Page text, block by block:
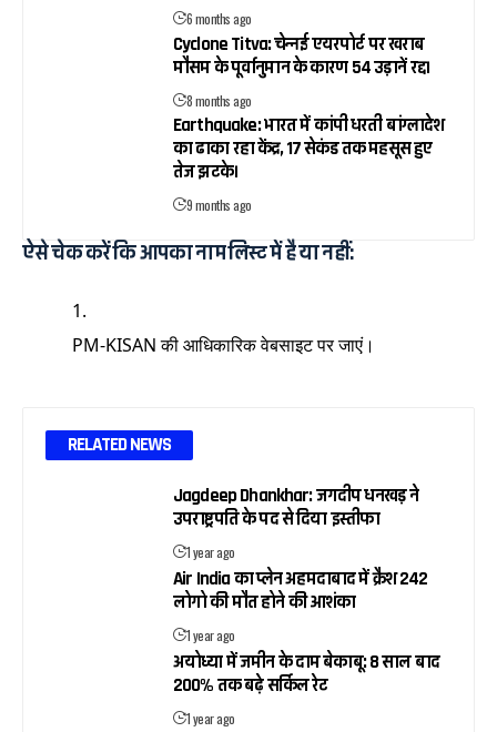
6 months ago
Cyclone Titva: चेन्नई एयरपोर्ट पर खराब
मौसम के पूर्वानुमान के कारण 54 उड़ानें रद्द।
8 months ago
Earthquake: भारत में कांपी धरती बांग्लादेश
का ढाका रहा केंद्र, 17 सेकंड तक महसूस हुए
तेज झटके।
9 months ago
ऐसे चेक करें कि आपका नाम लिस्ट में है या नहीं:
PM-KISAN की आधिकारिक वेबसाइटपर जाएं।
RELATED NEWS
Jagdeep Dhankhar: जगदीप धनखड़ ने
उपराष्ट्रपति के पद से दिया इस्तीफा
1 year ago
Air India का प्लेन अहमदाबाद में क्रैश 242
लोगो की मौत होने की आशंका
1 year ago
अयोध्या में जमीन के दाम बेकाबू: 8 साल बाद
200% तक बढ़े सर्किल रेट
1 year ago